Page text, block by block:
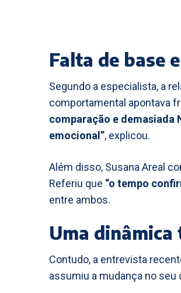
Falta de base
Segundo a especialista, a
comportamental apontava
comparação e demasiada
emocional”, explicou.
Além disso, Susana Areal
Referiu que “o tempo
entre ambos.
Uma
Contudo, a entrevista
assumiu a mudança no seu